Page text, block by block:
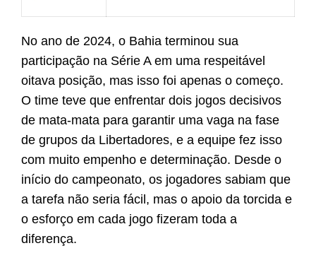
No ano de 2024, o Bahia terminou sua
participação na Série A em uma respeitável
oitava posição, mas isso foi apenas o começo.
O time teve que enfrentar dois jogos decisivos
de mata-mata para garantir uma vaga na fase
de grupos da Libertadores, e a equipe fez isso
com muito empenho e determinação. Desde o
início do campeonato, os jogadores sabiam que
a tarefa não seria fácil, mas o apoio da torcida e
o esforço em cada jogo fizeram toda a
diferença.